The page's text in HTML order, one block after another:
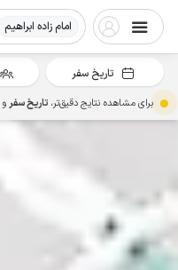
امام زاده ابراهیم
تاریخ سفر
برای مشاهده نتایج دقیق‌تر، تاریخ سفرو